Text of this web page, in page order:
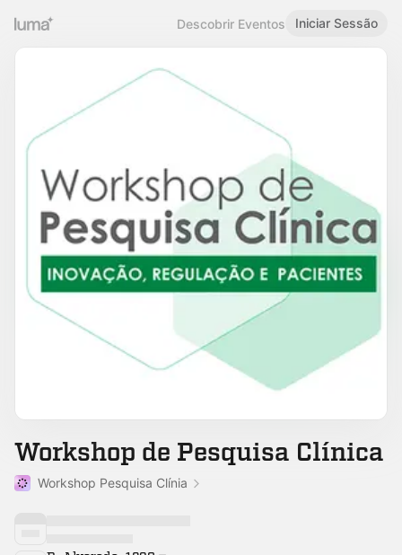
Descobrir Eventos Iniciar Sessão
Workshop de Pesquisa Clínica
Workshop Pesquisa Clínia